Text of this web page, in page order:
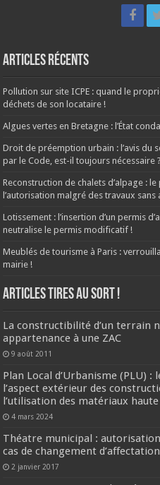
Articles récents
Pollution sur site ICPE : quand le
déchets de son locataire !
Algues vertes en Bretagne : l’État
Droit de préemption urbain : l’avis du
par le Code, est-il toujours nécessaire ?
Reconstruction de chalets d’alpage :
l’autorisation malgré des travaux
Lotissement : l’insertion d’un permis
neutralise le permis modificatif !
Meublés de tourisme à Paris :
mairie !
ARTICLES TIRES AU SORT !
La constructibilité d’un terrain
appartenance à une ZAC
9 août 2011
Plan Local d’Urbanisme (PLU)
l’aspect extérieur des
l’utilisation des matériaux
4 mars 2024
Théatre municipal :
cas de changement
2 janvier 2017